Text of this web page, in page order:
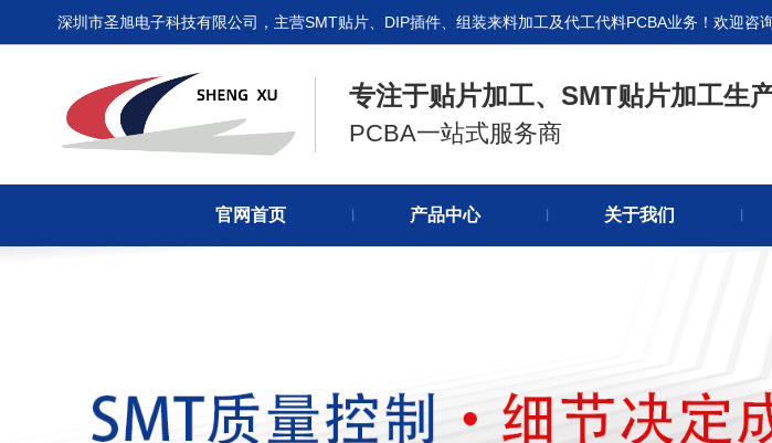
深圳市圣旭电子科技有限公司，主营SMT贴片、DIP插件、组装来料加工及代工代料PCBA业务！欢迎咨询
专注于贴片加工、SMT贴片加工生
PCBA一站式服务商
官网首页 产品中心 关于我们